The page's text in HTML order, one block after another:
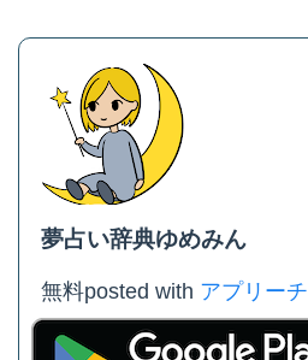
夢占い辞典ゆめみん
無料posted with アプリーチ